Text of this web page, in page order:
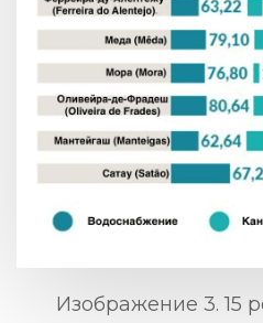
Изображение 3. 15